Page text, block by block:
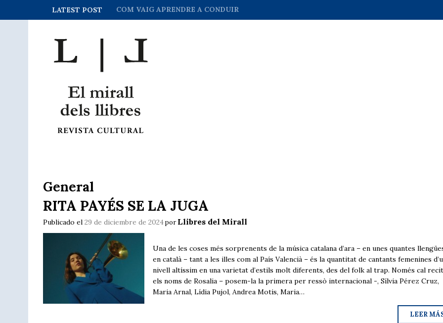
LATEST POST QUI SOM?
General
RITA PAYÉS SE LA JUGA
Publicado el 29 de diciembre de 2024porLlibres del Mirall
Una de les coses més sorprenents de la música catalana d’ara – en unes quantes
en català – tant a les illes com al País Valencià – és la quantitat de cantants femenines
nivell altíssim en una varietat d’estils molt diferents, des del folk al trap. Només cal
els noms de Rosalia – posem-la la primera per ressò internacional -, Sílvia Pérez Cruz,
Maria Arnal, Lídia Pujol, Andrea Motis, Maria…
LEER